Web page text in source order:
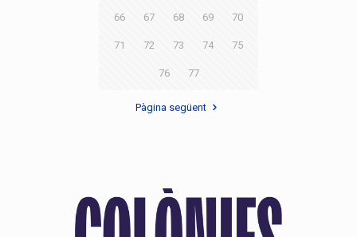
66 67 68 69 70
71 72 73 74 75
76 77
Pàgina següent